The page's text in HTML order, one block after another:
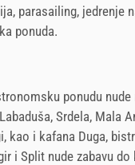
parasailing, jedrenje
ponuda.
ponudu
Srdela, Mala
kao i kafana Duga,
i Split nude zabavu